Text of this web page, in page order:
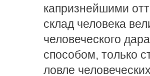
капризнейшими
склад человека
человеческого
способом, только
ловле